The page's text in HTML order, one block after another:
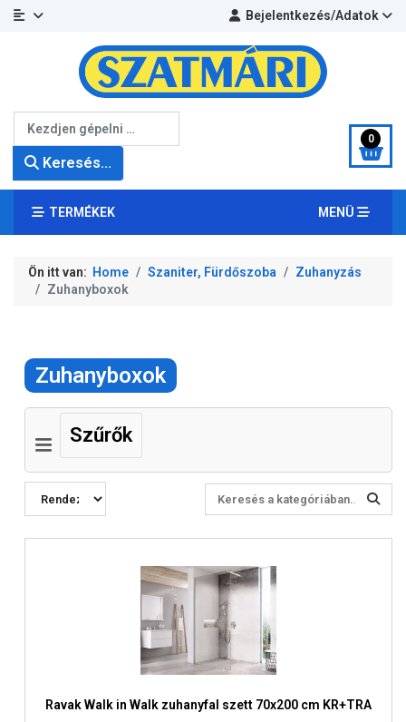
Bejelentkezés/Adatok
Keresés...
0
TERMÉKEK MENÜ
Ön itt van: Home Szaniter, Fürdőszoba
Zuhanyzás
Zuhanyboxok
Zuhanyboxok
Szűrők
Ravak Walk in Walk zuhanyfal szett 70x200 cm KR+TRA